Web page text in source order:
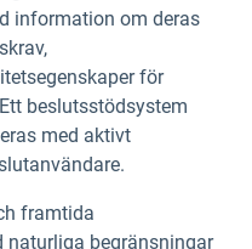
information om deras
för
beslutsstödsystem
med aktivt
framtida
naturliga begränsningar